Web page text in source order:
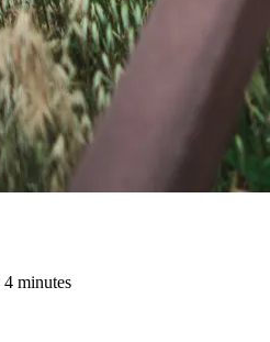
4 minutes